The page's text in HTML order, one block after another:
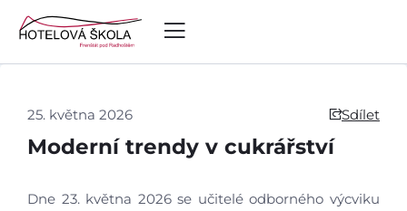
25. května 2026 Sdílet
Moderní trendy v cukrářství
Dne 23. května 2026 se učitelé odborného výcviku